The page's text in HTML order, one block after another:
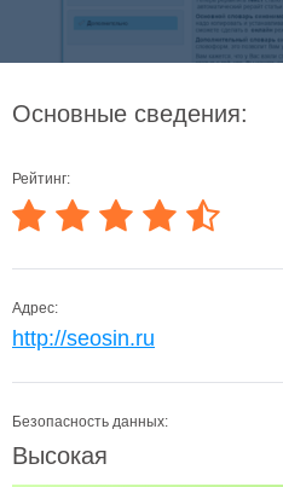
Основные сведения:
Рейтинг:
Адрес:
http://seosin.ru
Безопасность данных:
Высокая